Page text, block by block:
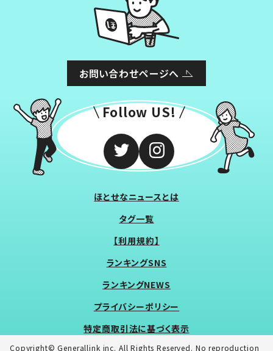
お問い合わせページへ
Follow US!
ほとせなニュースとは
タグ一覧
【利用規約】
ランキングSNS
ランキングNEWS
プライバシーポリシー
特定商取引法に基づく表示
Copyright© Generallink inc. All Rights Reserved. No reproduction